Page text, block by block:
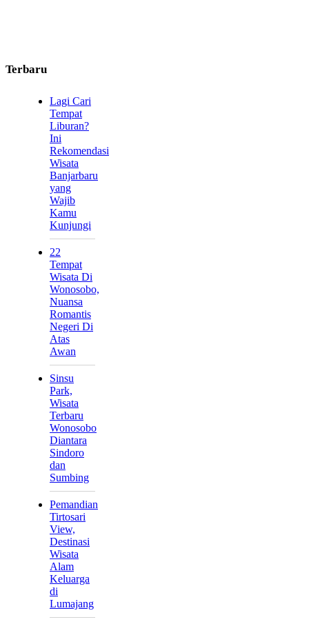
Terbaru
Lagi Cari
Tempat
Liburan?
Ini
Rekomendasi
Wisata
Banjarbaru
yang
Wajib
Kamu
Kunjungi
22
Tempat
Wisata Di
Wonosobo,
Nuansa
Romantis
Negeri Di
Atas
Awan
Sinsu
Park,
Wisata
Terbaru
Wonosobo
Diantara
Sindoro
dan
Sumbing
Pemandian
Tirtosari
View,
Destinasi
Wisata
Alam
Keluarga
di
Lumajang